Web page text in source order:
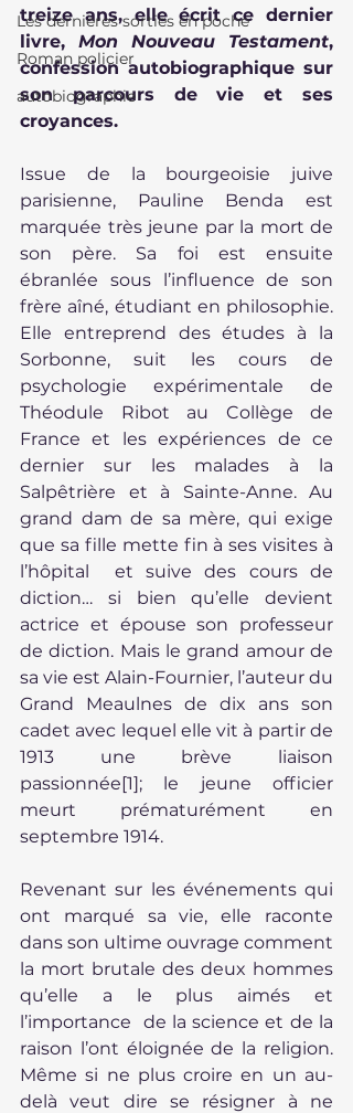
Les dernières sorties en poche
Roman policier
autobiographie
treize ans, elle écrit ce dernier
livre, Mon Nouveau Testament,
confession autobiographique sur
son parcours de vie et ses
croyances.
Issue de la bourgeoisie juive
parisienne, Pauline Benda est
marquée très jeune par la mort de
son père. Sa foi est ensuite
ébranlée sous l’influence de son
frère aîné, étudiant en philosophie.
Elle entreprend des études à la
Sorbonne, suit les cours de
psychologie expérimentale de
Théodule Ribot au Collège de
France et les expériences de ce
dernier sur les malades à la
Salpêtrière et à Sainte-Anne. Au
grand dam de sa mère, qui exige
que sa fille mette fin à ses visites à
l’hôpital  et suive des cours de
diction… si bien qu’elle devient
actrice et épouse son professeur
de diction. Mais le grand amour de
sa vie est Alain-Fournier, l’auteur du
Grand Meaulnes de dix ans son
cadet avec lequel elle vit à partir de
1913 une brève liaison
passionnée[1]; le jeune officier
meurt prématurément en
septembre 1914.
Revenant sur les événements qui
ont marqué sa vie, elle raconte
dans son ultime ouvrage comment
la mort brutale des deux hommes
qu’elle a le plus aimés et
l’importance  de la science et de la
raison l’ont éloignée de la religion.
Même si ne plus croire en un au-
delà veut dire se résigner à ne